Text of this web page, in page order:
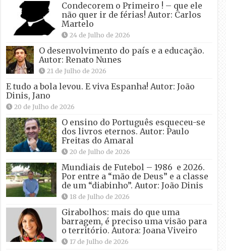
Condecorem o Primeiro ! – que ele
não quer ir de férias! Autor: Carlos
Martelo
24 de Julho de 2026
O desenvolvimento do país e a educação.
Autor: Renato Nunes
21 de Julho de 2026
E tudo a bola levou. E viva Espanha! Autor: João
Dinis, Jano
20 de Julho de 2026
O ensino do Português esqueceu-se
dos livros eternos. Autor: Paulo
Freitas do Amaral
20 de Julho de 2026
Mundiais de Futebol – 1986 e 2026.
Por entre a “mão de Deus” e a classe
de um “diabinho”. Autor: João Dinis
18 de Julho de 2026
Girabolhos: mais do que uma
barragem, é preciso uma visão para
o território. Autora: Joana Viveiro
17 de Julho de 2026